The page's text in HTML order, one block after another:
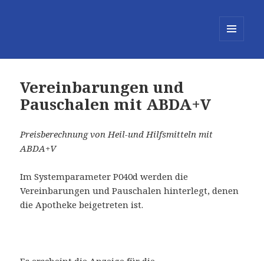
Vereinbarungen und
Pauschalen mit ABDA+V
Preisberechnung von Heil-und Hilfsmitteln mit
ABDA+V
Im Systemparameter P040d werden die
Vereinbarungen und Pauschalen hinterlegt, denen
die Apotheke beigetreten ist.